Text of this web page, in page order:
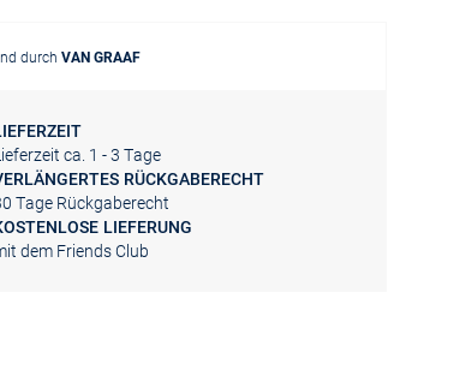
durch VAN GRAAF
ca. 1 - 3 Tage
RÜCKGABERECHT
Tage Rückgaberecht
LIEFERUNG
dem Friends Club